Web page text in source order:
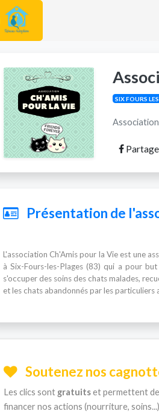
SIX FOURS
Présentation de
L'association Ch'Amis pour la Vie est une
à Six-Fours-les-Plages (83) qui a pour
s'occuper des soins des chats malades,
et les chats abandonnés par les particuliers
Soutenez nos
Les clics sont gratuitset permettent de
financer nos actions (nourriture,